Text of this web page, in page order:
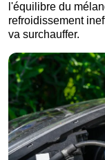
l'équilibre du
refroidissement
va surchauffer.